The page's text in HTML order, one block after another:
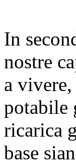
In
nostre
a
potabile
ricarica
base